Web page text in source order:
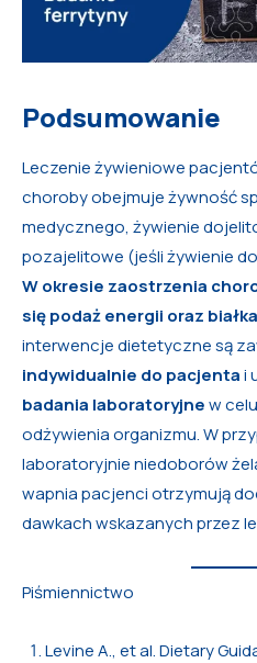
Podsumowanie
Leczenie żywieniowe
choroby obejmuje żywność
medycznego, żywienie
pozajelitowe (jeśli żywienie
W okresie zaostrzenia
się podaż energii oraz
interwencje dietetyczne są
indywidualnie do pacjentai
badania laboratoryjnew
odżywienia organizmu. W
laboratoryjnie niedoborów
wapnia pacjenci otrzymują
dawkach wskazanych przez
Piśmiennictwo
Levine A., et al. Dietary